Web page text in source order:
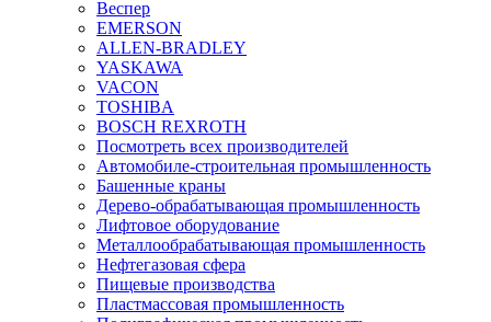
Веспер
EMERSON
ALLEN-BRADLEY
YASKAWA
VACON
TOSHIBA
BOSCH REXROTH
Посмотреть всех производителей
Автомобиле-строительная промышленность
Башенные краны
Дерево-обрабатывающая промышленность
Лифтовое оборудование
Металлообрабатывающая промышленность
Нефтегазовая сфера
Пищевые производства
Пластмассовая промышленность